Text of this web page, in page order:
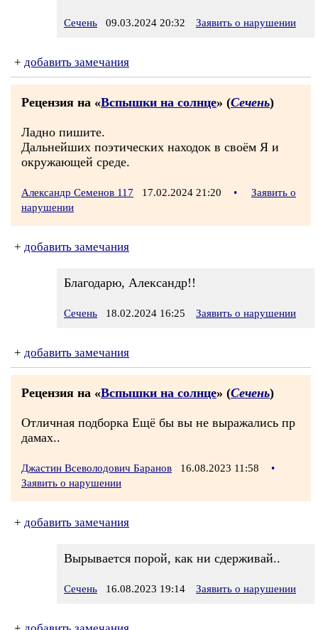
Сечень 09.03.2024 20:32 Заявить о нарушении
+ добавить замечания
Рецензия на «Вспышки на солнце» (Сечень)
Ладно пишите.
Дальнейших поэтических находок в своём Я и
окружающей среде.
Александр Семенов 117 17.02.2024 21:20 •
Заявить о
нарушении
+ добавить замечания
Благодарю, Александр!!
Сечень 18.02.2024 16:25 Заявить о нарушении
+ добавить замечания
Рецензия на «Вспышки на солнце» (Сечень)
Отличная подборка Ещё бы вы не выражались пр
дамах..
Джастин Всеволодович Баранов 16.08.2023 11:58
•
Заявить о нарушении
+ добавить замечания
Вырывается порой, как ни сдерживай..
Сечень 16.08.2023 19:14 Заявить о нарушении